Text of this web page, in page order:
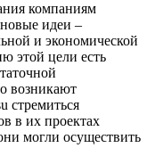
компаниям
идеи –
и экономической
этой цели есть
возникают
стремиться
в их проектах
могли осуществить